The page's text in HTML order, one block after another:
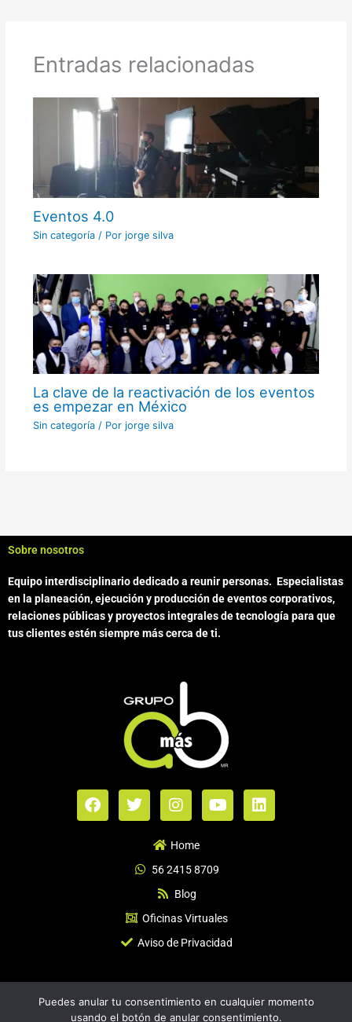
Entradas relacionadas
Eventos 4.0
Sin categoría/ Por jorge silva
La clave de la reactivación de los eventos
es empezar en México
Sin categoría/ Por jorge silva
Sobre nosotros
Equipo interdisciplinario dedicado a reunir personas. Especialistas
en la planeación, ejecución y producción de eventos corporativos,
relaciones públicas y proyectos integrales de tecnología para que
tus clientes estén siempre más cerca de ti.
F
a
T
w
e
I
n
t
g
r
m
Y
o
b
L
i
Home
56 2415 8709‬
Blog
Oficinas Virtuales
Aviso de Privacidad
©️2021 Grupo AmásB. Todos los Derechos Reservados |
contacto@grupoamasb.mx | Aviso de Privacidad | Desarrollado por
Puedes anular tu consentimiento en cualquier momento
usando el botón de anular consentimiento.